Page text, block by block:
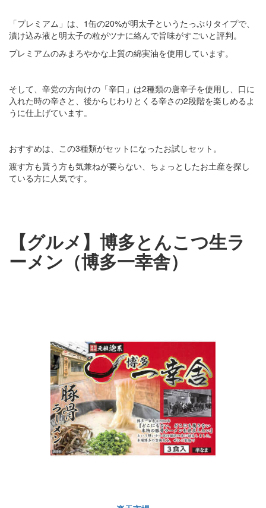
「プレミアム」は、1缶の20%が明太子というたっぷりタイプで、
漬け込み液と明太子の粒がツナに絡んで旨味がすごいと評判。
プレミアムのみまろやかな上質の綿実油を使用しています。
そして、辛党の方向けの「辛口」は2種類の唐辛子を使用し、口に
入れた時の辛さと、後からじわりとくる辛さの2段階を楽しめるよ
うに仕上げています。
おすすめは、この3種類がセットになったお試しセット。
渡す方も貰う方も気兼ねが要らない、ちょっとしたお土産を探し
ている方に人気です。
【グルメ】博多とんこつ生ラ
ーメン（博多一幸舎）